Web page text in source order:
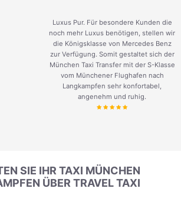
Luxus Pur. Für besondere Kunden die
noch mehr Luxus benötigen, stellen wir
die Königsklasse von Mercedes Benz
zur Verfügung. Somit gestaltet sich der
München Taxi Transfer mit der S-Klasse
vom Münchener Flughafen nach
Langkampfen sehr konfortabel,
angenehm und ruhig.
SIE IHR TAXI MÜNCHEN
ÜBER TRAVEL TAXI